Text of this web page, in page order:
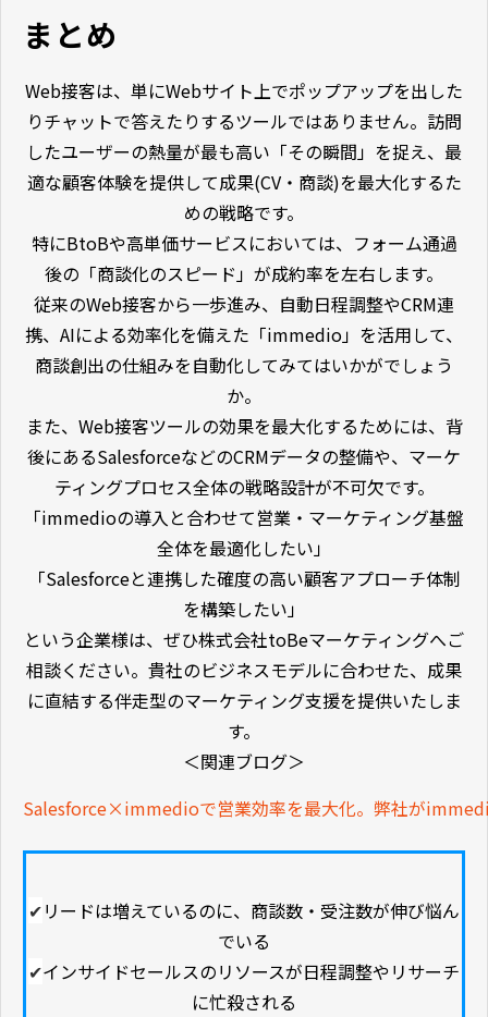
まとめ
Web接客は、単にWebサイト上でポップアップを出した
りチャットで答えたりするツールではありません。訪問
したユーザーの熱量が最も高い「その瞬間」を捉え、最
適な顧客体験を提供して成果(CV・商談)を最大化するた
めの戦略です。
特にBtoBや高単価サービスにおいては、フォーム通過
後の「商談化のスピード」が成約率を左右します。
従来のWeb接客から一歩進み、自動日程調整やCRM連
携、AIによる効率化を備えた「immedio」を活用して、
商談創出の仕組みを自動化してみてはいかがでしょう
か。
また、Web接客ツールの効果を最大化するためには、背
後にあるSalesforceなどのCRMデータの整備や、マーケ
ティングプロセス全体の戦略設計が不可欠です。
「immedioの導入と合わせて営業・マーケティング基盤
全体を最適化したい」
「Salesforceと連携した確度の高い顧客アプローチ体制
を構築したい」
という企業様は、ぜひ株式会社toBeマーケティングへご
相談ください。貴社のビジネスモデルに合わせた、成果
に直結する伴走型のマーケティング支援を提供いたしま
す。
＜関連ブログ＞
Salesforce×immedioで営業効率を最大化。弊社が
✔リードは増えているのに、商談数・受注数が伸び悩ん
でいる
✔インサイドセールスのリソースが日程調整やリサーチ
に忙殺される